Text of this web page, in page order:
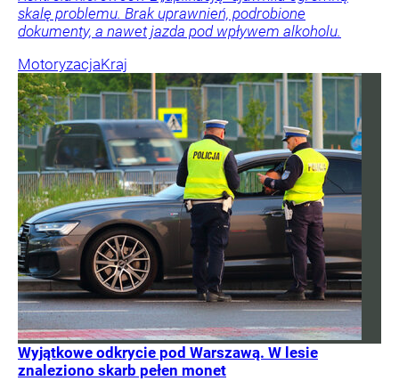
skalę problemu. Brak uprawnień, podrobione
dokumenty, a nawet jazda pod wpływem alkoholu.
MotoryzacjaKraj
Wyjątkowe odkrycie pod Warszawą. W lesie
znaleziono skarb pełen monet